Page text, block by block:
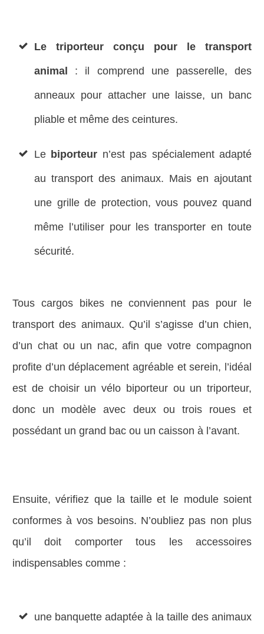
Le triporteur conçu pour le transport
animal : il comprend une passerelle, des
anneaux pour attacher une laisse, un banc
pliable et même des ceintures.
Le biporteur n’est pas spécialement adapté
au transport des animaux. Mais en ajoutant
une grille de protection, vous pouvez quand
même l’utiliser pour les transporter en toute
sécurité.
Tous cargos bikes ne conviennent pas pour le
transport des animaux. Qu’il s’agisse d’un chien,
d’un chat ou un nac, afin que votre compagnon
profite d’un déplacement agréable et serein, l’idéal
est de choisir un vélo biporteur ou un triporteur,
donc un modèle avec deux ou trois roues et
possédant un grand bac ou un caisson à l’avant.
Ensuite, vérifiez que la taille et le module soient
conformes à vos besoins. N’oubliez pas non plus
qu’il doit comporter tous les accessoires
indispensables comme :
une banquette adaptée à la taille des animaux